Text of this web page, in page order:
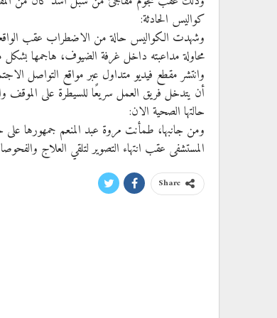
كواليس الحادثة:
وشهدت الكواليس حالة من الاضطراب عقب
محاولة مداعبته داخل غرفة الضيوف، هاجمها
وانتشر مقطع فيديو متداول عبر مواقع التواصل
أن يتدخل فريق العمل سريعًا للسيطرة على الموقف
حالتها الصحية الان:
ومن جانبها، طمأنت مروة عبد المنعم جمهورها على
المستشفى عقب انتهاء التصوير لتلقي العلاج
Share